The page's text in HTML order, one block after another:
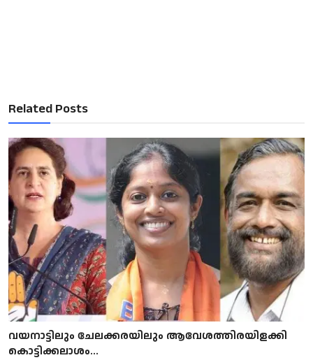
Related Posts
വയനാട്ടിലും ചേലക്കരയിലും ആവേശത്തിരയിളക്കി
കൊട്ടിക്കലാശം...